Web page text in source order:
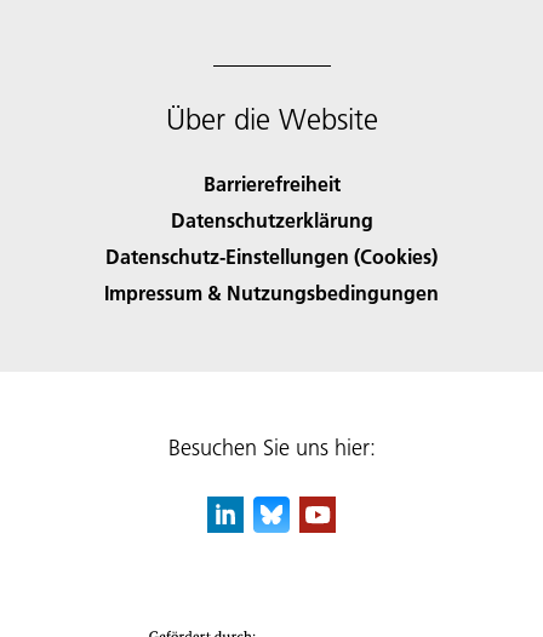
Über die Website
Barrierefreiheit
Datenschutzerklärung
Datenschutz-Einstellungen (Cookies)
Impressum & Nutzungsbedingungen
Besuchen Sie uns hier: